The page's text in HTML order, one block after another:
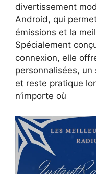
divertissement
Android, qui
émissions et la
Spécialement
connexion, elle
personnalisées,
et reste pratique
n’importe où